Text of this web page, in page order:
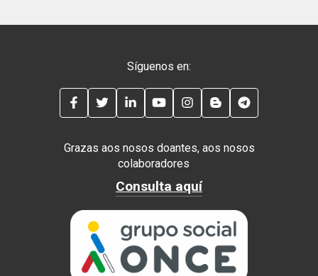
Síguenos en:
FACEBOOKTWITTERLINKEDINYOUTUBEINSTAGRAM
BLOG
Grazas aos nosos doantes, aos nosos
colaboradores
Consulta aquí